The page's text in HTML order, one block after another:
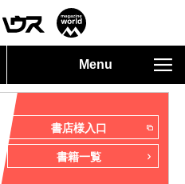
Menu
書店様入口
書籍一覧